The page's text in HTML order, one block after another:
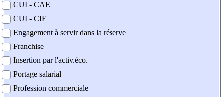
CUI - CAE
CUI - CIE
Engagement à servir dans la réserve
Franchise
Insertion par l'activ.éco.
Portage salarial
Profession commerciale